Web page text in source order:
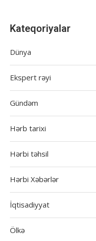
Kateqoriyalar
Dünya
Ekspert rəyi
Gündəm
Hərb tarixi
Hərbi təhsil
Hərbi Xəbərlər
İqtisadiyyat
Ölkə